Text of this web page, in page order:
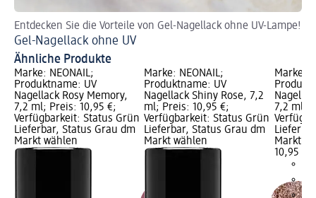
Entdecken Sie die Vorteile von Gel-Nagellack ohne UV-Lampe!
Gel-Nagellack ohne UV
Ähnliche Produkte
Marke: NÉONAIL;
Produktname: UV
Nagellack Rosy Memory,
7,2 ml; Preis: 10,95 €;
Verfügbarkeit: Status Grün
Lieferbar, Status Grau dm
Markt wählen
Marke: NÉONAIL;
Produktname: UV
Nagellack Shiny Rose, 7,2
ml; Preis: 10,95 €;
Verfügbarkeit: Status Grün
Lieferbar, Status Grau dm
Markt wählen
Marke:
7,2 ml;
Markt
10,95 €